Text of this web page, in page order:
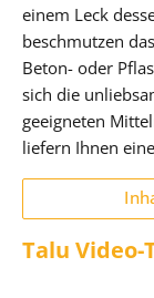
einem Leck
beschmutzen
Beton- oder
sich die
geeigneten
liefern Ihnen
Talu Video-